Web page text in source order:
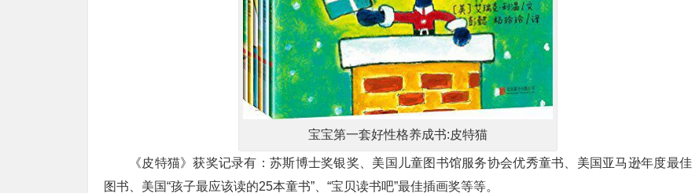
宝宝第一套好性格养成书:皮特猫
《皮特猫》获奖记录有：苏斯博士奖银奖、美国儿童图书馆服务协会优秀童书、美国亚马逊年度最佳
图书、美国“孩子最应该读的25本童书”、“宝贝读书吧”最佳插画奖等等。